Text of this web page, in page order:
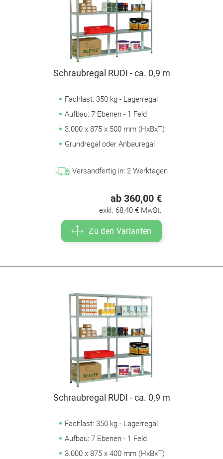
Schraubregal RUDI - ca. 0,9 m
Fachlast: 350 kg - Lagerregal
Aufbau: 7 Ebenen - 1 Feld
3.000 x 875 x 500 mm (HxBxT)
Grundregal oder Anbauregal
Versandfertig in: 2 Werktagen
ab 360,00 €
exkl. 68,40 € MwSt.
Zu den Varianten
Schraubregal RUDI - ca. 0,9 m
Fachlast: 350 kg - Lagerregal
Aufbau: 7 Ebenen - 1 Feld
3.000 x 875 x 400 mm (HxBxT)